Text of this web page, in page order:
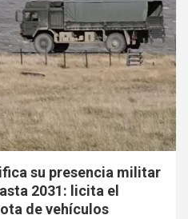
su presencia militar
2031: licita el
de vehículos